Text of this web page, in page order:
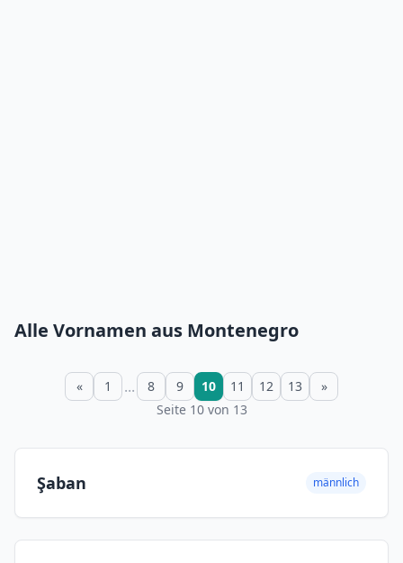
Alle Vornamen aus Montenegro
« 1 ... 8 9 10 11 12 13
»
Seite 10 von 13
Şaban männlich